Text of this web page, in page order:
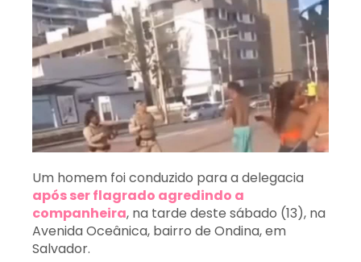
Um homem foi conduzido para a delegacia
após ser flagrado agredindo a
companheira, na tarde deste sábado (13), na
Avenida Oceânica, bairro de Ondina, em
Salvador.